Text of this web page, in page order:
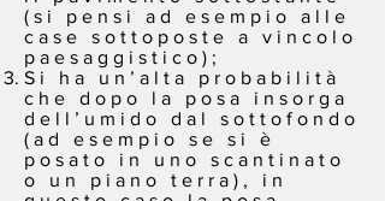
(si pensi ad esempio alle
case sottoposte a vincolo
paesaggistico);
Si ha un’alta probabilità
che dopo la posa insorga
dell’umido dal sottofondo
(ad esempio se si è
posato in uno scantinato
o un piano terra), in